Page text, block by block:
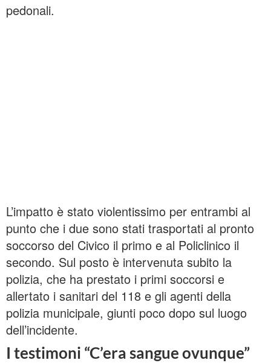
pedonali.
L’impatto è stato violentissimo per entrambi al
punto che i due sono stati trasportati al pronto
soccorso del Civico il primo e al Policlinico il
secondo. Sul posto è intervenuta subito la
polizia, che ha prestato i primi soccorsi e
allertato i sanitari del 118 e gli agenti della
polizia municipale, giunti poco dopo sul luogo
dell’incidente.
I testimoni “C’era sangue ovunque”